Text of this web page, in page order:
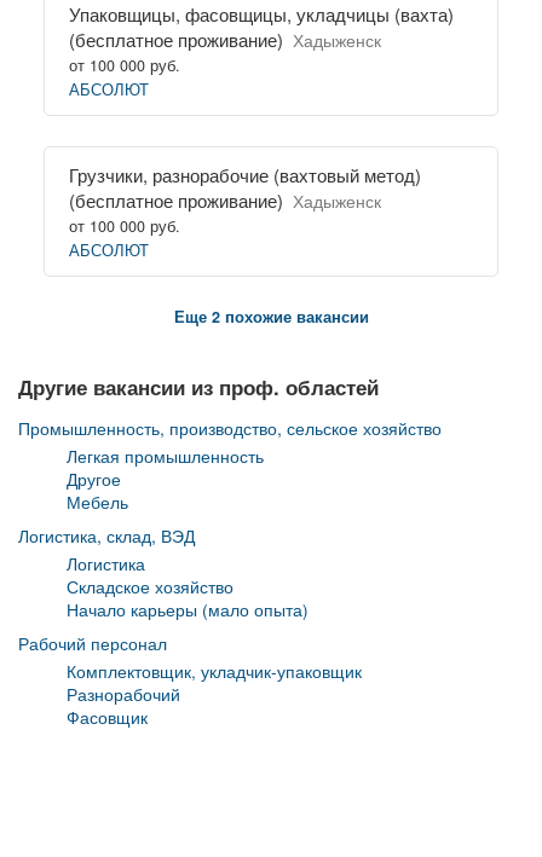
Упаковщицы, фасовщицы, укладчицы (вахта)
(бесплатное проживание) Хадыженск
от 100 000 руб.
АБСОЛЮТ
Грузчики, разнорабочие (вахтовый метод)
(бесплатное проживание) Хадыженск
от 100 000 руб.
АБСОЛЮТ
Еще 2 похожие вакансии
Другие вакансии из проф. областей
Промышленность, производство, сельское хозяйство
Легкая промышленность
Другое
Мебель
Логистика, склад, ВЭД
Логистика
Складское хозяйство
Начало карьеры (мало опыта)
Рабочий персонал
Комплектовщик, укладчик-упаковщик
Разнорабочий
Фасовщик